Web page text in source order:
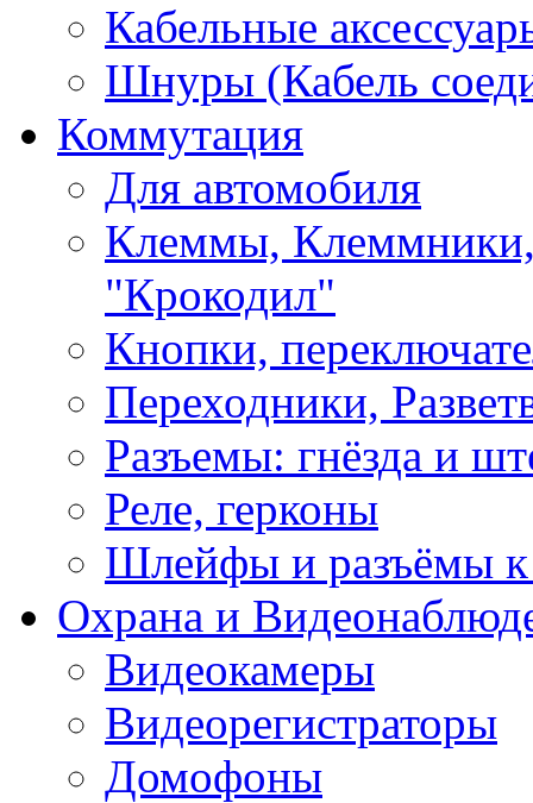
Кабельные
Шнуры (Кабель
Коммутация
Для автомобиля
Клеммы,
"Крокодил"
Кнопки,
Переходники,
Разъемы: гнёзда и
Реле, герконы
Шлейфы и разъёмы
Охрана и
Видеокамеры
Видеорегистраторы
Домофоны